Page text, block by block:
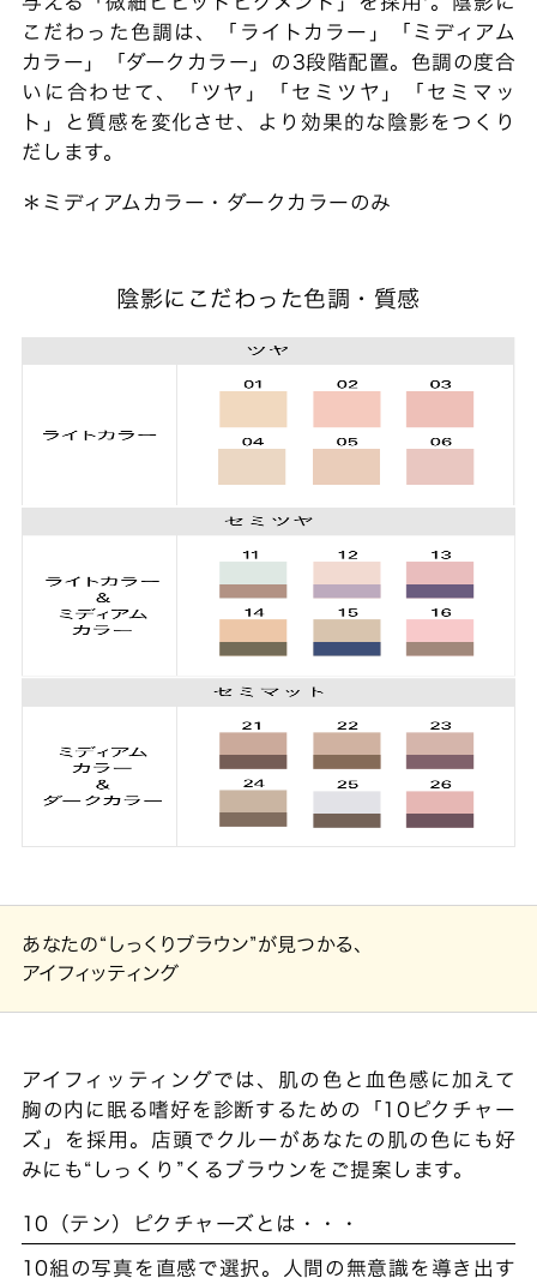
こだわった色調は、「ライトカラー」「ミディアム
カラー」「ダークカラー」の3段階配置。色調の度合
いに合わせて、「ツヤ」「セミツヤ」「セミマッ
ト」と質感を変化させ、より効果的な陰影をつくり
だします。
＊ミディアムカラー・ダークカラーのみ
陰影にこだわった色調・質感
あなたの“しっくりブラウン”が見つかる、
アイフィッティング
アイフィッティングでは、肌の色と血色感に加えて
胸の内に眠る嗜好を診断するための「10ピクチャー
ズ」を採用。店頭でクルーがあなたの肌の色にも好
みにも“しっくり”くるブラウンをご提案します。
10（テン）ピクチャーズとは・・・
10組の写真を直感で選択。人間の無意識を導き出す